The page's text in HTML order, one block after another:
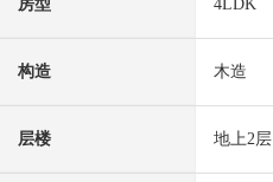
房型 4LDK
构造 木造
层楼 地上2层